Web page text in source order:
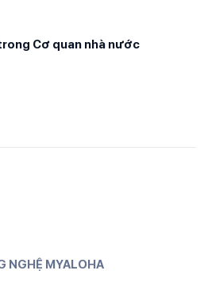
Cơ quan nhà nước
NGHỆ MYALOHA